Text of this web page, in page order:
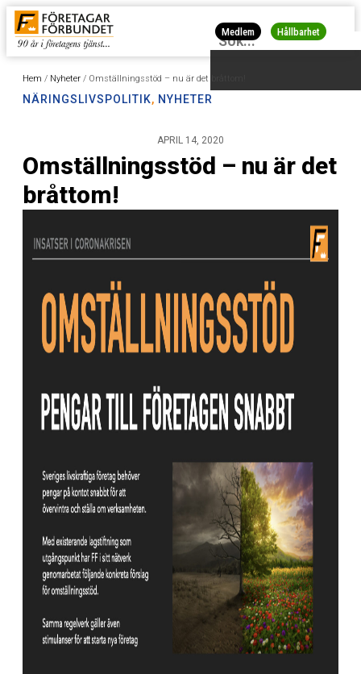
Medlem Hållbarhet
Hem / Nyheter / Omställningsstöd – nu är det bråttom!
NÄRINGSLIVSPOLITIK, NYHETER
APRIL 14, 2020
Omställningsstöd – nu är det
bråttom!